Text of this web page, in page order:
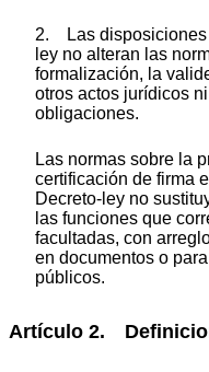
2. Las disposiciones
ley no alteran las
formalización, la
otros actos jurídicos
obligaciones.
Las normas sobre la
certificación de firma
Decreto-ley no
las funciones que
facultadas, con
en documentos o
públicos.
Artículo 2.